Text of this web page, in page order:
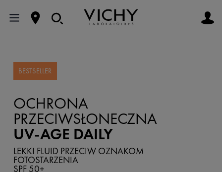
BESTSELLER
OCHRONA
PRZECIWSŁONECZNA
UV-AGE DAILY
LEKKI FLUID PRZECIW OZNAKOM
FOTOSTARZENIA
SPF 50+